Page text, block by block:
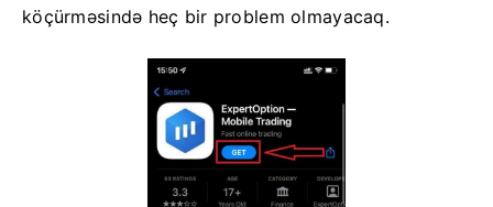
köçürməsində heç bir problem olmayacaq.